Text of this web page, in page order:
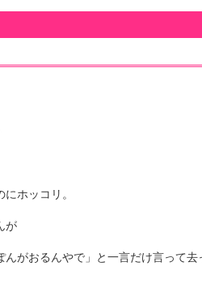
ホッコリ。
が
んがおるんやで」と一言だけ言って